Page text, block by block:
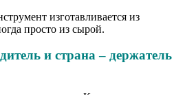
изготавливается из
просто из сырой.
и страна – держатель